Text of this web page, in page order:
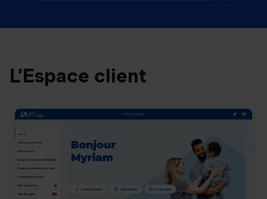
L’Espace client